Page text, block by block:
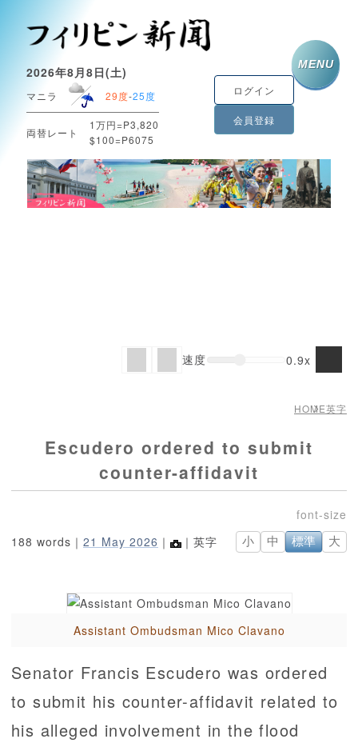
2026年8月8日(土)
マニラ 29度-25度
両替レート
1万円=P3,820
$100=P6075
ログイン
会員登録
MENU
HOME英字
Escudero ordered to submit
counter-affidavit
188 words｜ 21 May 2026 ｜ ｜英字 小 中 標準 大
Assistant Ombudsman Mico Clavano
速度 0.9x
Senator Francis Escudero was ordered
to submit his counter-affidavit related to
his alleged involvement in the flood